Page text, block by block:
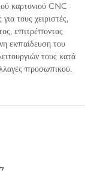
καρτονιού CNC
τους χειριστές,
επιτρέποντας
εκπαίδευση του
τους κατά
προσωπικού.